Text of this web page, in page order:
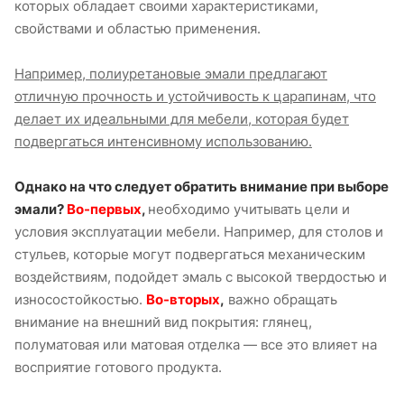
которых обладает своими характеристиками,
свойствами и областью применения.
Например, полиуретановые эмали предлагают
отличную прочность и устойчивость к царапинам, что
делает их идеальными для мебели, которая будет
подвергаться интенсивному использованию.
Однако на что следует обратить внимание при выборе
эмали? Во-первых, необходимо учитывать цели и
условия эксплуатации мебели. Например, для столов и
стульев, которые могут подвергаться механическим
воздействиям, подойдет эмаль с высокой твердостью и
износостойкостью. Во-вторых, важно обращать
внимание на внешний вид покрытия: глянец,
полуматовая или матовая отделка — все это влияет на
восприятие готового продукта.